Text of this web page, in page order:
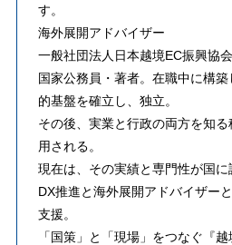
す。
海外展開アドバイザー
一般社団法人日本越境EC振興協
国家公務員・著者。在職中に構
的基盤を確立し、独立。
その後、実業と行政の両方を知
用される。
現在は、その実績と専門性が国
DX推進と海外展開アドバイザー
支援。
「国策」と「現場」をつなぐ『